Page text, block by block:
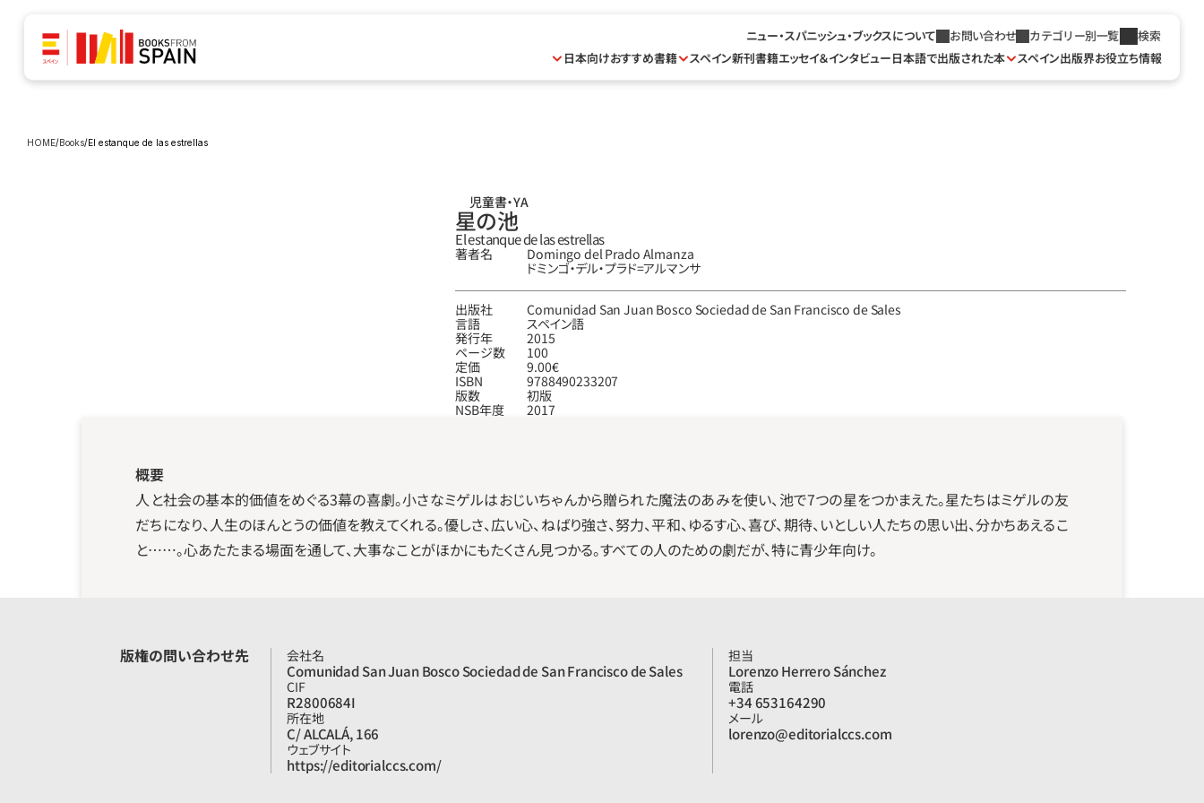
ニュー・スパニッシュ・ブックスについて お問い合わせ カテゴリー別一覧
検索
日本向けおすすめ書籍
スペイン新刊書籍エッセイ＆インタビュー日本語で出版された本 スペイン出版界お役立ち情報
HOME/Books/El estanque de las estrellas
児童書・YA
星の池
El estanque de las estrellas
著者名
Domingo del Prado Almanza
ドミンゴ‧デル‧プラド=アルマンサ
出版社
Comunidad San Juan Bosco Sociedad de San Francisco de Sales
言語
スペイン語
発行年
2015
ページ数
100
定価
9.00€
ISBN
9788490233207
版数
初版
NSB年度
2017
概要
人と社会の基本的価値をめぐる3幕の喜劇。小さなミゲルはおじいちゃんから贈られた魔法のあみを使い、池で7つの星をつかまえた。星たちはミゲルの友
だちになり、人生のほんとうの価値を教えてくれる。優しさ、広い心、ねばり強さ、努力、平和、ゆるす心、喜び、期待、いとしい人たちの思い出、分かちあえるこ
と……。心あたたまる場面を通して、大事なことがほかにもたくさん見つかる。すべての人のための劇だが、特に青少年向け。
版権の問い合わせ先 会社名
Comunidad San Juan Bosco Sociedad de San Francisco de Sales
CIF
R2800684I
所在地
C/ ALCALÁ, 166
ウェブサイト
https://editorialccs.com/
担当
Lorenzo Herrero Sánchez
電話
+34 653164290
メール
lorenzo@editorialccs.com